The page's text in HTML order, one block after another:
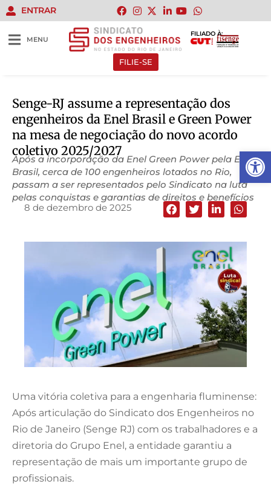
Abrir
ENTRAR
MENU
FILIADO À:
FILIE-SE
Senge-RJ assume a representação dos
engenheiros da Enel Brasil e Green Power
na mesa de negociação do novo acordo
coletivo 2025/2027
Após a incorporação da Enel Green Power pela Enel
Brasil, cerca de 100 engenheiros lotados no Rio,
passam a ser representados pelo Sindicato na luta
pelas conquistas e garantias de direitos e benefícios
8 de dezembro de 2025
Uma vitória coletiva para a engenharia fluminense:
Após articulação do Sindicato dos Engenheiros no
Rio de Janeiro (Senge RJ) com os trabalhadores e a
diretoria do Grupo Enel, a entidade garantiu a
representação de mais um importante grupo de
profissionais.